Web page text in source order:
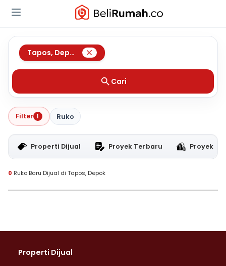
Tapos, Depok
Cari
Filter 1 Ruko
Properti Dijual Proyek Terbaru Proyek
0 Ruko Baru Dijual di Tapos, Depok
Properti Dijual